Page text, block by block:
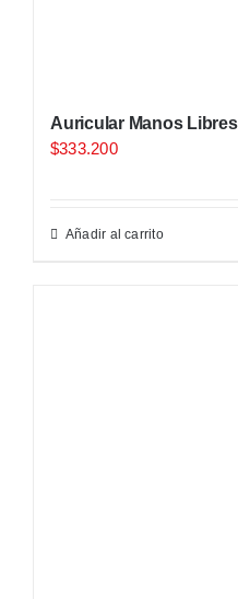
Auricular Manos Libres
$333.200
Añadir al carrito